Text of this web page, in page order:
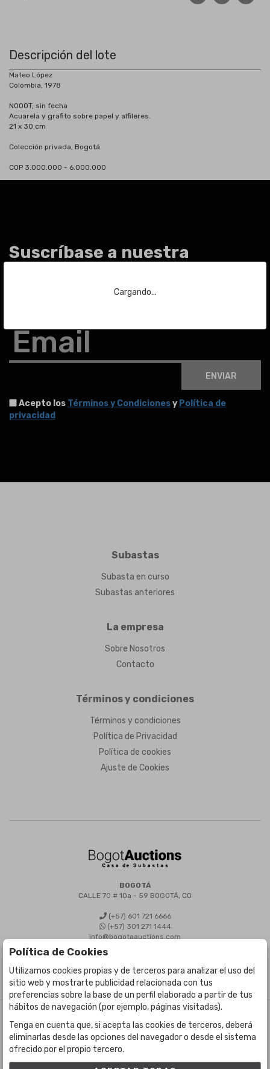
Cargando...
Descripción del lote
Mateo López
Colombia, 1978
NOOOT, sin fecha
Acuarela y grafito sobre papel y alfileres.
21 x 30 cm
Colección privada, Bogotá.
COP 3.000.000 - 6.000.000
Suscríbase a nuestra
Email
ENVIAR
Acepto los Términos y Condicionesy Política de
privacidad
Subastas
Subasta en curso
Subastas anteriores
La empresa
Sobre Nosotros
Contacto
Términos y condiciones
Términos y condiciones
Política de Privacidad
Política de cookies
Ajuste de Cookies
BOGOTÁ
CALLE 70 # 10a - 59 BOGOTÁ, CO
(+57) 601 721 6666
(+57) 301 271 1444
info@bogotaauctions.com
Desarrollado por Labelgrup Networks.
Política de Cookies
Utilizamos cookies propias y de terceros para analizar el uso del
sitio web y mostrarte publicidad relacionada con tus
preferencias sobre la base de un perfil elaborado a partir de tus
hábitos de navegación (por ejemplo, páginas visitadas).
Tenga en cuenta que, si acepta las cookies de terceros, deberá
eliminarlas desde las opciones del navegador o desde el sistema
ofrecido por el propio tercero.